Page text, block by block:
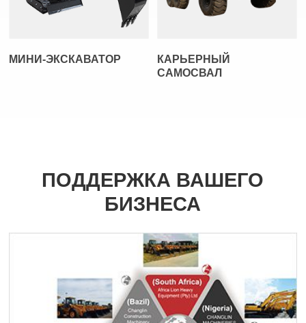
МИНИ-ЭКСКАВАТОР
КАРЬЕРНЫЙ
САМОСВАЛ
ПОДДЕРЖКА ВАШЕГО
БИЗНЕСА